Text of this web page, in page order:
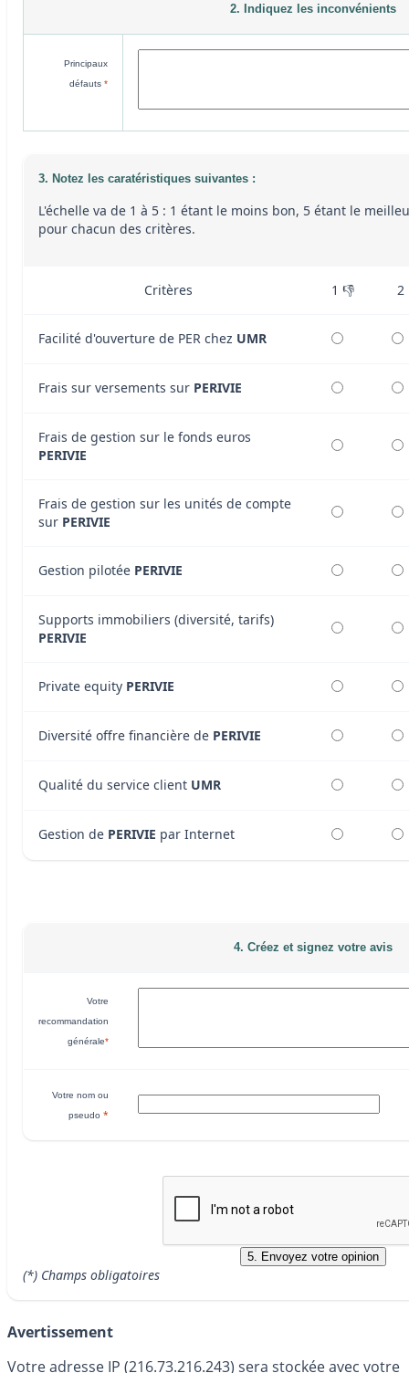
2. Indiquez les inconvénients
Principaux
défauts *
3. Notez les caratéristiques suivantes :
L'échelle va de 1 à 5 : 1 étant le moins bon, 5 étant le
pour chacun des critères.
Critères 1 👎 2
Facilité d'ouverture de PER chez UMR
Frais sur versements sur PERIVIE
Frais de gestion sur le fonds euros
PERIVIE
Frais de gestion sur les unités de compte
sur PERIVIE
Gestion pilotée PERIVIE
Supports immobiliers (diversité, tarifs)
PERIVIE
Private equity PERIVIE
Diversité offre financière de PERIVIE
Qualité du service client UMR
Gestion de PERIVIE par Internet
4. Créez et signez votre avis
Votre
recommandation
générale*
Votre nom ou
pseudo *
(*) Champs obligatoires
Avertissement
Votre adresse IP (216.73.216.243) sera stockée avec votre